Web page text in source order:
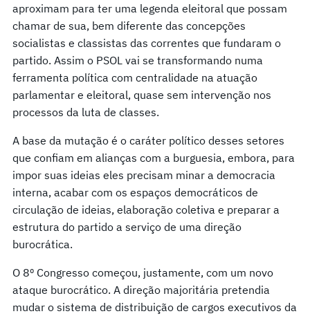
aproximam para ter uma legenda eleitoral que possam
chamar de sua, bem diferente das concepções
socialistas e classistas das correntes que fundaram o
partido. Assim o PSOL vai se transformando numa
ferramenta política com centralidade na atuação
parlamentar e eleitoral, quase sem intervenção nos
processos da luta de classes.
A base da mutação é o caráter político desses setores
que confiam em alianças com a burguesia, embora, para
impor suas ideias eles precisam minar a democracia
interna, acabar com os espaços democráticos de
circulação de ideias, elaboração coletiva e preparar a
estrutura do partido a serviço de uma direção
burocrática.
O 8º Congresso começou, justamente, com um novo
ataque burocrático. A direção majoritária pretendia
mudar o sistema de distribuição de cargos executivos da